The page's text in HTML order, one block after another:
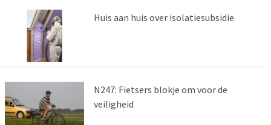
Huis aan huis over isolatiesubsidie
N247: Fietsers blokje om voor de
veiligheid